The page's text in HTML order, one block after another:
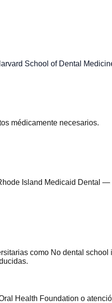
School of Dental
médicamente necesarios.
Island Medicaid Dental —
como No dental
Health Foundation o